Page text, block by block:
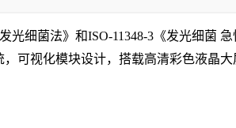
光细菌法》和ISO-11348-3《发光细菌
，可视化模块设计， 搭载高清彩色液晶大